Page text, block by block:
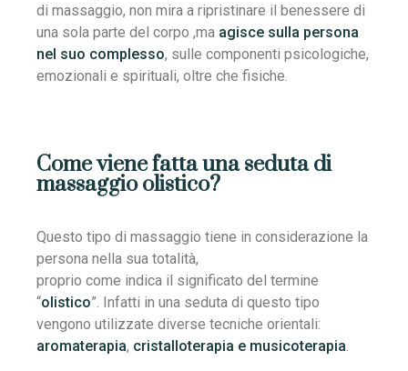
di massaggio, non mira a ripristinare il benessere di
una sola parte del corpo ,ma agisce sulla persona
nel suo complesso, sulle componenti psicologiche,
emozionali e spirituali, oltre che fisiche.
Come viene fatta una seduta di
massaggio olistico?
Questo tipo di massaggio tiene in considerazione la
persona nella sua totalità,
proprio come indica il significato del termine
“olistico”. Infatti in una seduta di questo tipo
vengono utilizzate diverse tecniche orientali:
aromaterapia, cristalloterapia e musicoterapia.